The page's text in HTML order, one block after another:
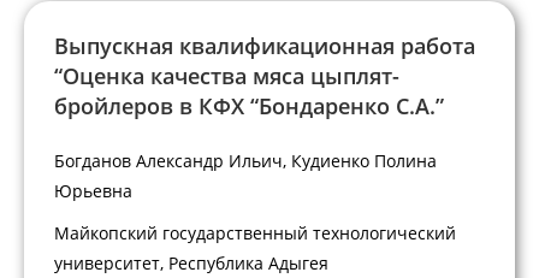
Выпускная квалификационная работа
“Оценка качества мяса цыплят-
бройлеров в КФХ “Бондаренко С.А.”
Богданов Александр Ильич, Кудиенко Полина
Юрьевна
Майкопский государственный технологический
университет, Республика Адыгея